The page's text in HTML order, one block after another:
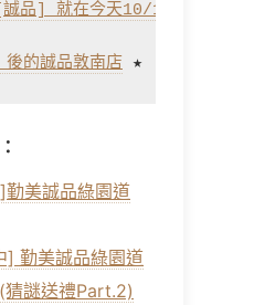
[誠品] 就在今天10/11(六)誠品
的誠品敦南店
勤美誠品綠園道
] 勤美誠品綠園道
猜謎送禮Part.2)